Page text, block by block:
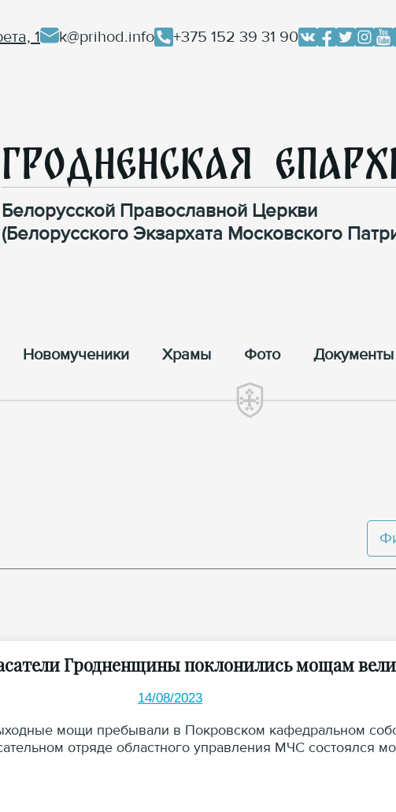
1 k@prihod.info +375 152 39 31 90
Гродненская
Белорусской Православной Церкви
(Белорусского Экзархата Московского
Новомученики Храмы Фото Документы
Гродненщины поклонились мощам
14/08/2023
мощи пребывали в Покровском кафедральном
отряде областного управления МЧС состоялся